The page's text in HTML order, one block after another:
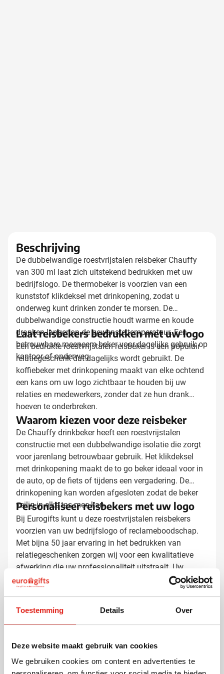
Toestemming Details Over
Deze website maakt gebruik van cookies
We gebruiken cookies om content en advertenties te
Beschrijving
De dubbelwandige roestvrijstalen reisbeker Chauffy
van 300 ml laat zich uitstekend bedrukken met uw
bedrijfslogo. De thermobeker is voorzien van een
kunststof klikdeksel met drinkopening, zodat u
onderweg kunt drinken zonder te morsen. De
dubbelwandige constructie houdt warme en koude
dranken langer op de gewenste temperatuur. Een
betrouwbare meeneem beker voor dagelijks gebruik op
kantoor of onderweg.
Laat reisbekers bedrukken met uw logo
Een bedrukte roestvrijstalen reisbeker is een populair
relatiegeschenk dat dagelijks wordt gebruikt. De
koffiebeker met drinkopening maakt van elke ochtend
een kans om uw logo zichtbaar te houden bij uw
relaties en medewerkers, zonder dat ze hun drank
hoeven te onderbreken.
Waarom kiezen voor deze reisbeker
De Chauffy drinkbeker heeft een roestvrijstalen
constructie met een dubbelwandige isolatie die zorgt
voor jarenlang betrouwbaar gebruik. Het klikdeksel
met drinkopening maakt de to go beker ideaal voor in
de auto, op de fiets of tijdens een vergadering. De
drinkopening kan worden afgesloten zodat de beker
veilig in elke tas mee kan.
Personaliseer reisbekers met uw logo
Bij Eurogifts kunt u deze roestvrijstalen reisbekers
voorzien van uw bedrijfslogo of reclameboodschap.
Met bijna 50 jaar ervaring in het bedrukken van
relatiegeschenken zorgen wij voor een kwalitatieve
afwerking die uw professionaliteit uitstraalt. Uw
bedrukte isoleerbeker wordt snel geleverd tegen
scherpe prijzen.
Vraag een digitaal voorbeeld
roestvrijstalen reisbeker? Vraag dan een gratis digitale
voor meer informatie over de
bedrukkingsmogelijkheden en scherpe prijzen voor uw
bedrukte relatiegeschenken.